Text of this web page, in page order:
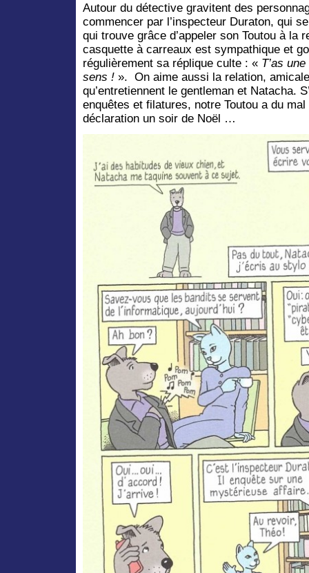
Autour du détective gravitent des
commencer par l’inspecteur Duraton, qui
qui trouve grâce d’appeler son Toutou à la
casquette à carreaux est sympathique et
régulièrement sa réplique culte : « T’as
sens ! ». On aime aussi la relation,
qu’entretiennent le gentleman et Natacha.
enquêtes et filatures, notre Toutou a du
déclaration un soir de Noël …